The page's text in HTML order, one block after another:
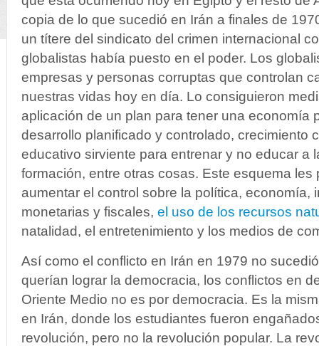
copia de lo que sucedió en Irán a finales de
un títere del sindicato del crimen internacional
globalistas había puesto en el poder. Los
empresas y personas corruptas que controlan
nuestras vidas hoy en día. Lo consiguieron
aplicación de un plan para tener una economía
desarrollo planificado y controlado, crecimiento
educativo sirviente para entrenar y no educar a
formación, entre otras cosas. Este esquema les
aumentar el control sobre la política, economía,
monetarias y fiscales, el uso de los recursos
natalidad, el entretenimiento y los medios de
Así como el conflicto en Irán en 1979 no
querían lograr la democracia, los conflictos en
Oriente Medio no es por democracia. Es la
en Irán, donde los estudiantes fueron
revolución, pero no la revolución popular. La